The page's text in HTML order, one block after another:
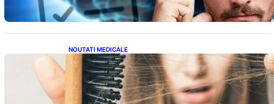
NOUTATI MEDICALE
Semnele unei deficiențe de proteine:
Impactul asupra sănătății tale